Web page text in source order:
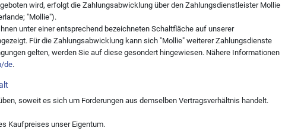
wird, erfolgt die Zahlungsabwicklung über den Zahlungsdienstleister Mollie
"Mollie").
unter einer entsprechend bezeichneten Schaltfläche auf unserer
Für die Zahlungsabwicklung kann sich "Mollie" weiterer Zahlungsdienste
gelten, werden Sie auf diese gesondert hingewiesen. Nähere Informationen
de.
soweit es sich um Forderungen aus demselben Vertragsverhältnis handelt.
Kaufpreises unser Eigentum.